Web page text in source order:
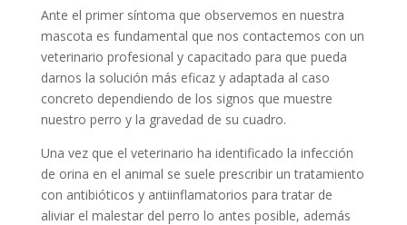
Ante el primer síntoma que observemos en nuestra
mascota es fundamental que nos contactemos con un
veterinario profesional y capacitado para que pueda
darnos la solución más eficaz y adaptada al caso
concreto dependiendo de los signos que muestre
nuestro perro y la gravedad de su cuadro.
Una vez que el veterinario ha identificado la infección
de orina en el animal se suele prescribir un tratamiento
con antibióticos y antiinflamatorios para tratar de
aliviar el malestar del perro lo antes posible, además